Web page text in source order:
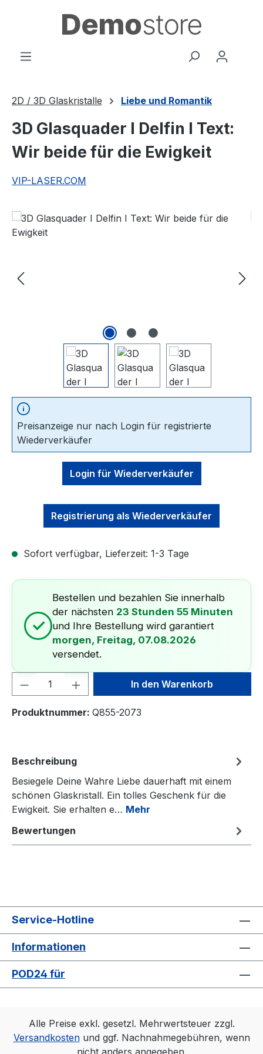
Zum Hauptinhalt springen
2D / 3D Glaskristalle Liebe und Romantik
3D Glasquader I Delfin I Text:
Wir beide für die Ewigkeit
VIP-LASER.COM
Bildergalerie überspringen
Preisanzeige nur nach Login für registrierte
Wiederverkäufer
Login für Wiederverkäufer
Registrierung als Wiederverkäufer
Sofort verfügbar, Lieferzeit: 1-3 Tage
✓
Bestellen und bezahlen Sie innerhalb
der nächsten 23 Stunden 55 Minuten
und Ihre Bestellung wird garantiert
morgen, Freitag, 07.08.2026
versendet.
Produkt Anzahl: Gib denIn den Warenkorb
Produktnummer: Q855-2073
Beschreibung
Besiegele Deine Wahre Liebe dauerhaft mit einem
schönen Glaskristall. Ein tolles Geschenk für die
Ewigkeit. Sie erhalten e… Mehr
Bewertungen
Service-Hotline
Informationen
POD24 für
Alle Preise exkl. gesetzl. Mehrwertsteuer zzgl.
Versandkostenund ggf. Nachnahmegebühren, wenn
nicht anders angegeben.